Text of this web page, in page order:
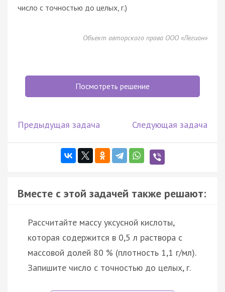
число с точностью до целых, г.)
Объект авторского права ООО «Легион»
Посмотреть решение
Предыдущая задача Следующая задача
Вместе с этой задачей также решают:
Рассчитайте массу уксусной кислоты,
которая содержится в 0,5 л раствора с
массовой долей 80 % (плотность 1,1 г/мл).
Запишите число с точностью до целых, г.